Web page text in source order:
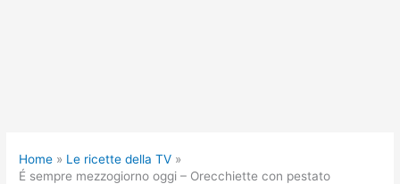
Home
Le ricette della TV
É sempre mezzogiorno oggi – Orecchiette con pestato